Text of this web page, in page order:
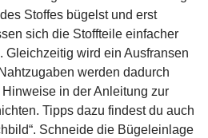
Stoffes bügelst und erst
sich die Stoffteile einfacher
Gleichzeitig wird ein Ausfransen
werden dadurch
in der Anleitung zur
Tipps dazu findest du auch
Schneide die Bügeleinlage